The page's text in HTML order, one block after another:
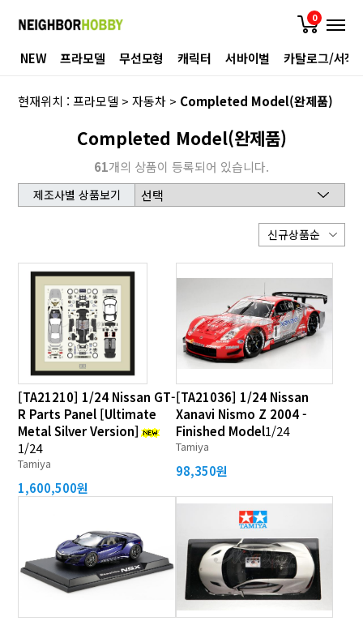
0
NEW 프라모델 무선모형 캐릭터 서바이벌 카탈로그/서적
현재위치 :프라모델 >자동차 > Completed Model(완제품)
Completed Model(완제품)
61개의 상품이 등록되어 있습니다.
제조사별 상품보기
[TA21210] 1/24 Nissan GT-
R Parts Panel [Ultimate
Metal Silver Version]
1/24
Tamiya
1,600,500원
[TA21036] 1/24 Nissan
Xanavi Nismo Z 2004 -
Finished Model1/24
Tamiya
98,350원